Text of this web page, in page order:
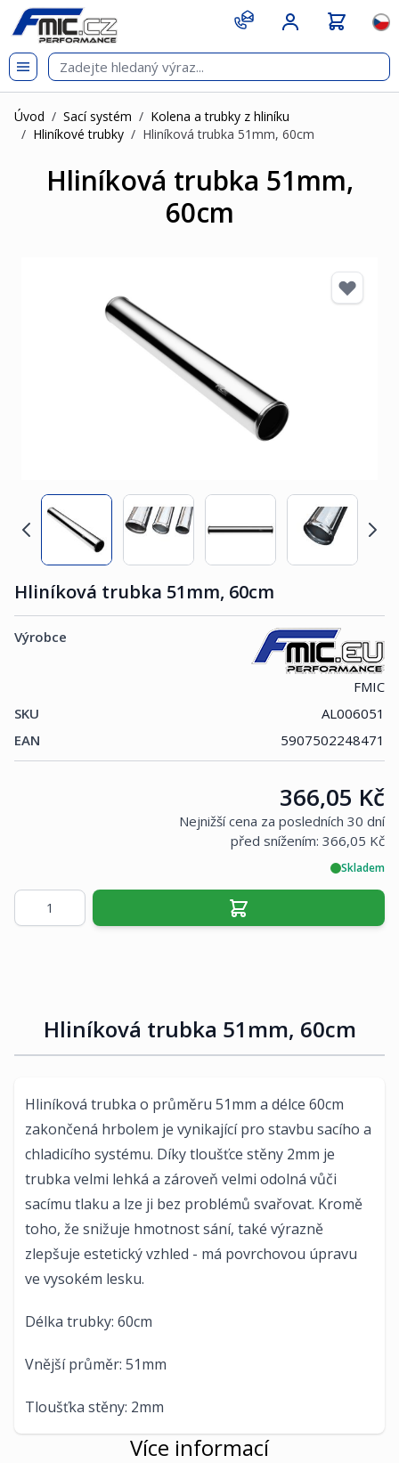
Přejít na obsah
git s
Úvod / Sací systém / Kolena a trubky z hliníku
/ Hliníkové trubky / Hliníková trubka 51mm, 60cm
Hliníková trubka 51mm,
60cm
Hliníková trubka 51mm, 60cm
Výrobce
FMIC
SKU
AL006051
EAN
5907502248471
Cena:
366,05 Kč
Nejnižší cena za posledních 30 dní
před snížením: 366,05 Kč
Skladem
Množství
Hliníková trubka 51mm, 60cm
Hliníková trubka o průměru 51mm a délce 60cm
zakončená hrbolem je vynikající pro stavbu sacího a
chladicího systému. Díky tloušťce stěny 2mm je
trubka velmi lehká a zároveň velmi odolná vůči
sacímu tlaku a lze ji bez problémů svařovat. Kromě
toho, že snižuje hmotnost sání, také výrazně
zlepšuje estetický vzhled - má povrchovou úpravu
ve vysokém lesku.
Délka trubky: 60cm
Vnější průměr: 51mm
Tloušťka stěny: 2mm
Více informací